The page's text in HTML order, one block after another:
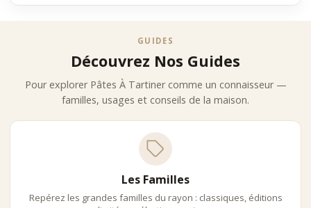
GUIDES
Découvrez Nos Guides
Pour explorer Pâtes À Tartiner comme un connaisseur —
familles, usages et conseils de la maison.
Les Familles
Repérez les grandes familles du rayon : classiques, éditions